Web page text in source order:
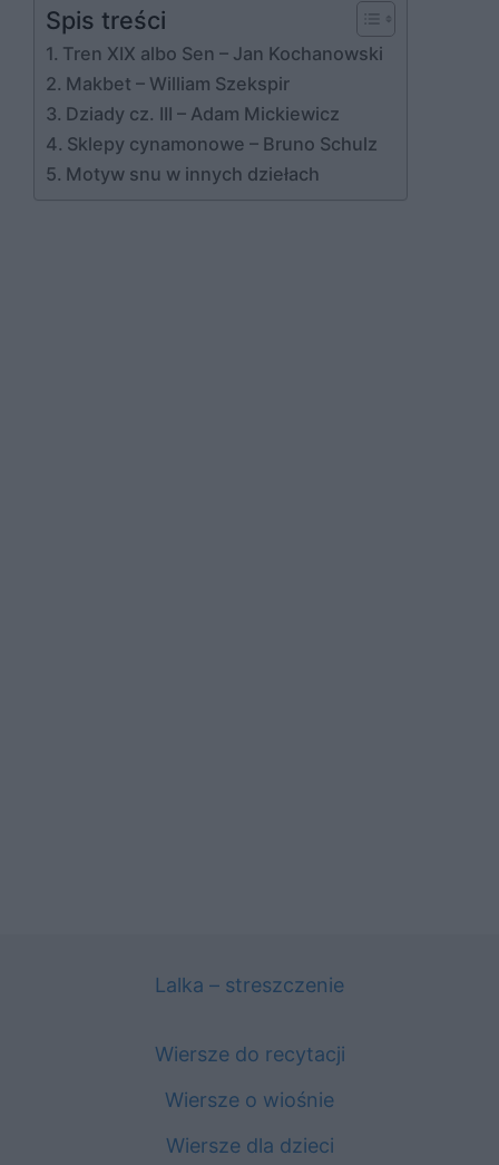
Spis treści
Tren XIX albo Sen – Jan Kochanowski
Makbet – William Szekspir
Dziady cz. III – Adam Mickiewicz
Sklepy cynamonowe – Bruno Schulz
Motyw snu w innych dziełach
Lalka – streszczenie
Wiersze do recytacji
Wiersze o wiośnie
Wiersze dla dzieci